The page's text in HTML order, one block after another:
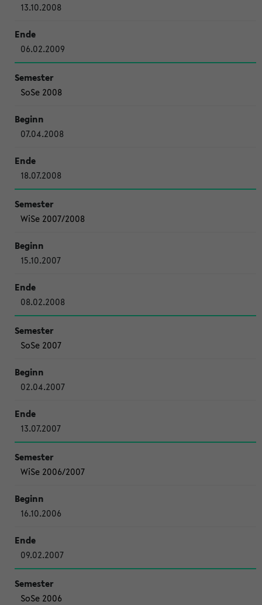
13.10.2008
06.02.2009
SoSe 2008
07.04.2008
18.07.2008
WiSe 2007/2008
15.10.2007
08.02.2008
SoSe 2007
02.04.2007
13.07.2007
WiSe 2006/2007
16.10.2006
09.02.2007
SoSe 2006